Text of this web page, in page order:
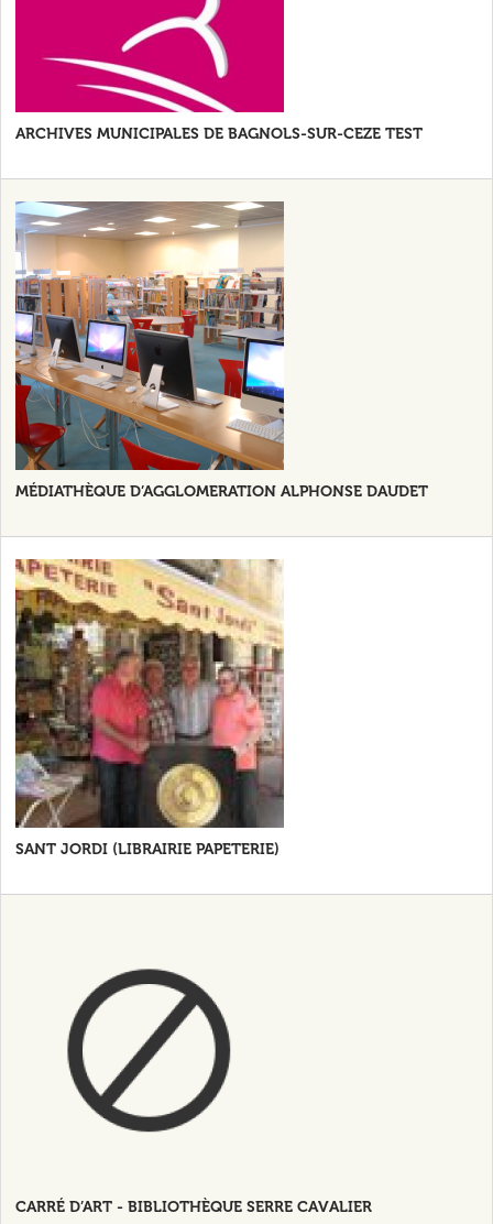
ARCHIVES MUNICIPALES DE BAGNOLS-SUR-CEZE TEST
MÉDIATHÈQUE D’AGGLOMERATION ALPHONSE DAUDET
SANT JORDI (LIBRAIRIE PAPETERIE)
CARRÉ D’ART - BIBLIOTHÈQUE SERRE CAVALIER